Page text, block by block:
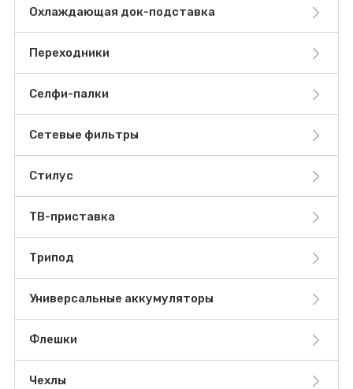
Охлаждающая док-подставка
Переходники
Селфи-палки
Сетевые фильтры
Стилус
ТВ-приставка
Трипод
Универсальные аккумуляторы
Флешки
Чехлы